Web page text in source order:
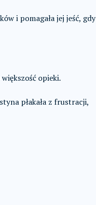
i pomagała jej jeść, gdy
opieki.
płakała z frustracji,